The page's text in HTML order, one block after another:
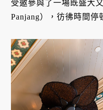
受邀參與了一場既盛大
Panjang），彷彿時間停